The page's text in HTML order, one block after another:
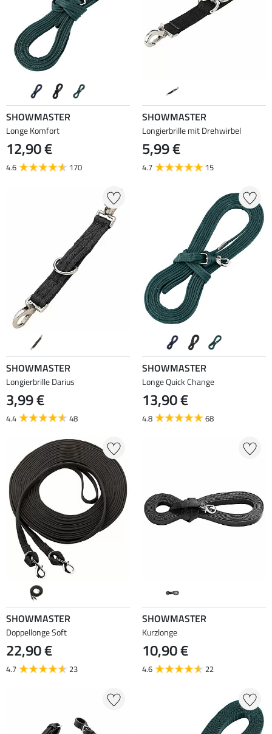
SHOWMASTER
Longe Komfort
12,90 €
4.6 170
SHOWMASTER
Longierbrille mit Drehwirbel
5,99 €
4.7 15
SHOWMASTER
Longierbrille Darius
3,99 €
4.4 48
SHOWMASTER
Longe Quick Change
13,90 €
4.8 68
SHOWMASTER
Doppellonge Soft
22,90 €
4.7 23
SHOWMASTER
Kurzlonge
10,90 €
4.6 22